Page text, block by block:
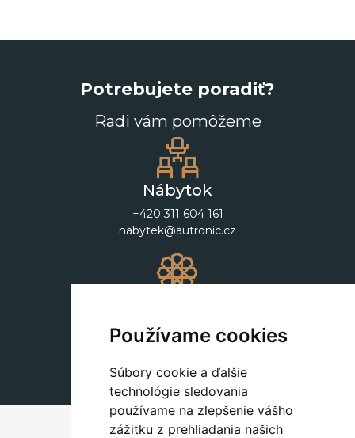
Používame cookies
Súbory cookie a ďalšie
technológie sledovania
používame na zlepšenie vášho
zážitku z prehliadania našich
Potrebujete poradiť?
Radi vám pomôžeme
Nábytok
+420 311 604 161
nabytek@autronic.cz
+420 311 604 182
dekorace@autronic.cz